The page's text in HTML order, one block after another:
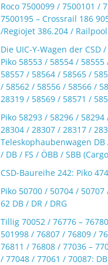
Roco 7500099 / 7500101 /
7500195 – Crossrail 186
/Regiojet 386.204 /
Die UIC-Y-Wagen der CSD
Piko 58553 / 58554 /
58557 / 58564 / 58565 /
/ 58562 / 58556 / 58566 /
28319 / 58569 / 58571 /
Piko 58293 / 58296 /
28304 / 28307 / 28317 /
Teleskophaubenwagen DB
/ DB / FS / ÖBB / SBB
CSD-Baureihe 242: Piko
Piko 50700 / 50704 /
62 DB / DR / DRG
Tillig 70052 / 76776 –
501998 / 76807 / 76809 /
76811 / 76808 / 77036 –
/ 77048 / 77061 / 70087: